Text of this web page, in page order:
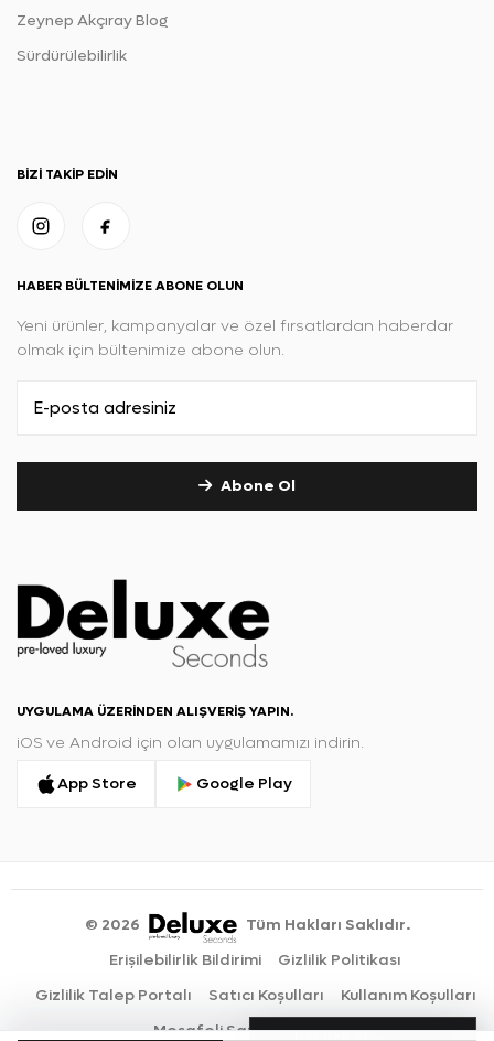
Zeynep Akçıray Blog
Sürdürülebilirlik
BIZI TAKIP EDIN
HABER BÜLTENIMIZE ABONE OLUN
Yeni ürünler, kampanyalar ve özel fırsatlardan haberdar
olmak için bültenimize abone olun.
Abone Ol
UYGULAMA ÜZERINDEN ALIŞVERIŞ YAPIN.
iOS ve Android için olan uygulamamızı indirin.
App Store
Google Play
© 2026
Tüm Hakları Saklıdır.
Erişilebilirlik Bildirimi
Gizlilik Politikası
Gizlilik Talep Portalı
Satıcı Koşulları
Kullanım Koşulları
Mesafeli Satış Sözleşmesi
DELUXE AI